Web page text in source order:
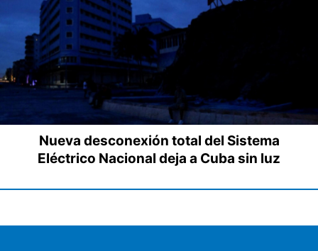
Nueva desconexión total del Sistema
Eléctrico Nacional deja a Cuba sin luz